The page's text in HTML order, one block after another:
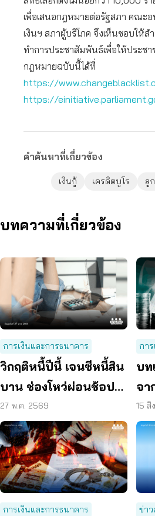
เพื่อเสนอกฎหมายต่อรัฐสภา คณะ
เงินฯ สภาผู้บริโภค จึงเห็นชอบให้
ทำการประชาสัมพันธ์เพื่อให้ประช
กฎหมายฉบับนี้ได้ที่
https://
https://
คำค้นหาที่เกี่ยวข้อง
เงินกู้ เครดิตบูโร ลู
บทความที่เกี่ยวข้อง
การเงินและการธนาคาร
วิกฤติหนี้ปีนี้ เจนซีหนี้สิน
บาน ช่องโหว่ผ่อนช้อปอ
อนไลน์ได้ทุกวัย
27 พ.ค. 2569
กา
บท
จา
ต้อ
15
การเงินและการธนาคาร ข่า